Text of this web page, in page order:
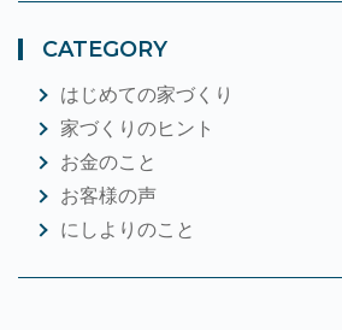
CATEGORY
はじめての家づくり
家づくりのヒント
お金のこと
お客様の声
にしよりのこと